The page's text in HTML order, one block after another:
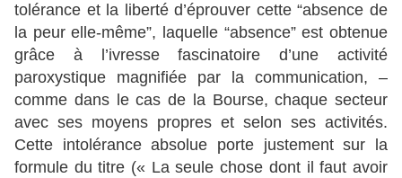
tolérance et la liberté d’éprouver cette “absence de
la peur elle-même”, laquelle “absence” est obtenue
grâce à l’ivresse fascinatoire d’une activité
paroxystique magnifiée par la communication, –
comme dans le cas de la Bourse, chaque secteur
avec ses moyens propres et selon ses activités.
Cette intolérance absolue porte justement sur la
formule du titre (« La seule chose dont il faut avoir